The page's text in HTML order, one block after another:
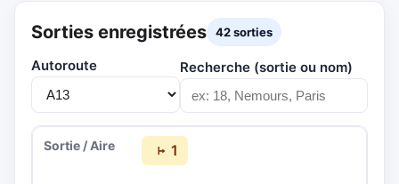
Sorties enregistrées 42 sorties
Autoroute Recherche (sortie ou nom)
1